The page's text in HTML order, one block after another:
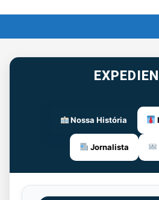
Nossa História
Jornalista